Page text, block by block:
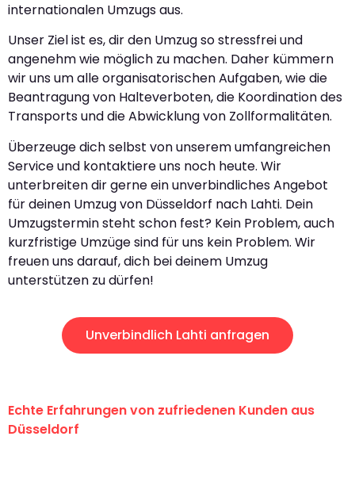
internationalen Umzugs aus.
Unser Ziel ist es, dir den Umzug so stressfrei und
angenehm wie möglich zu machen. Daher kümmern
wir uns um alle organisatorischen Aufgaben, wie die
Beantragung von Halteverboten, die Koordination des
Transports und die Abwicklung von Zollformalitäten.
Überzeuge dich selbst von unserem umfangreichen
Service und kontaktiere uns noch heute. Wir
unterbreiten dir gerne ein unverbindliches Angebot
für deinen Umzug von Düsseldorf nach Lahti. Dein
Umzugstermin steht schon fest? Kein Problem, auch
kurzfristige Umzüge sind für uns kein Problem. Wir
freuen uns darauf, dich bei deinem Umzug
unterstützen zu dürfen!
Unverbindlich Lahti anfragen
Echte Erfahrungen von zufriedenen Kunden aus
Düsseldorf